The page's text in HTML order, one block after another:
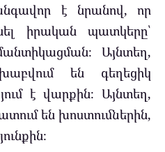
է նրանով, որ
իրական պատկերը՝
Այնտեղ,
են գեղեցիկ
է վարքին։ Այնտեղ,
են խոստումներին,